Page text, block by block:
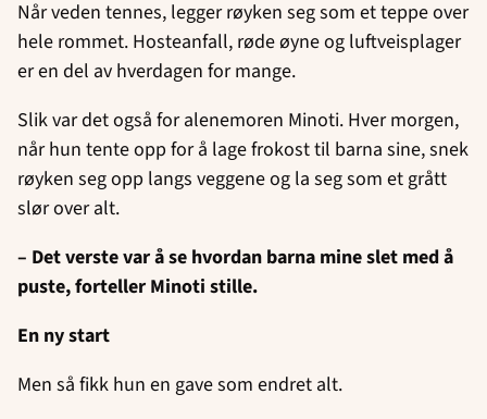
Når veden tennes, legger røyken seg som et teppe over
hele rommet. Hosteanfall, røde øyne og luftveisplager
er en del av hverdagen for mange.
Slik var det også for alenemoren Minoti. Hver morgen,
når hun tente opp for å lage frokost til barna sine, snek
røyken seg opp langs veggene og la seg som et grått
slør over alt.
– Det verste var å se hvordan barna mine slet med å
puste, forteller Minoti stille.
En ny start
Men så fikk hun en gave som endret alt.